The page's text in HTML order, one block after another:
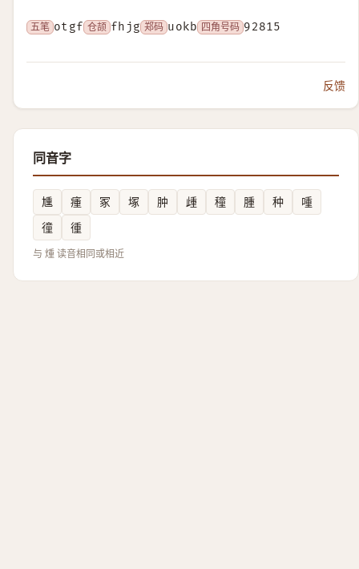
五笔 otgf 仓颉 fhjg 郑码 uokb 四角号码 92815
反馈
同音字
尰 瘇 冢 塚 肿 歱 穜 腫 种
喠
徸
㣫
与 煄 读音相同或相近